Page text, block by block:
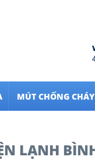
MÚT CHỐNG CHÁY
LẠNH